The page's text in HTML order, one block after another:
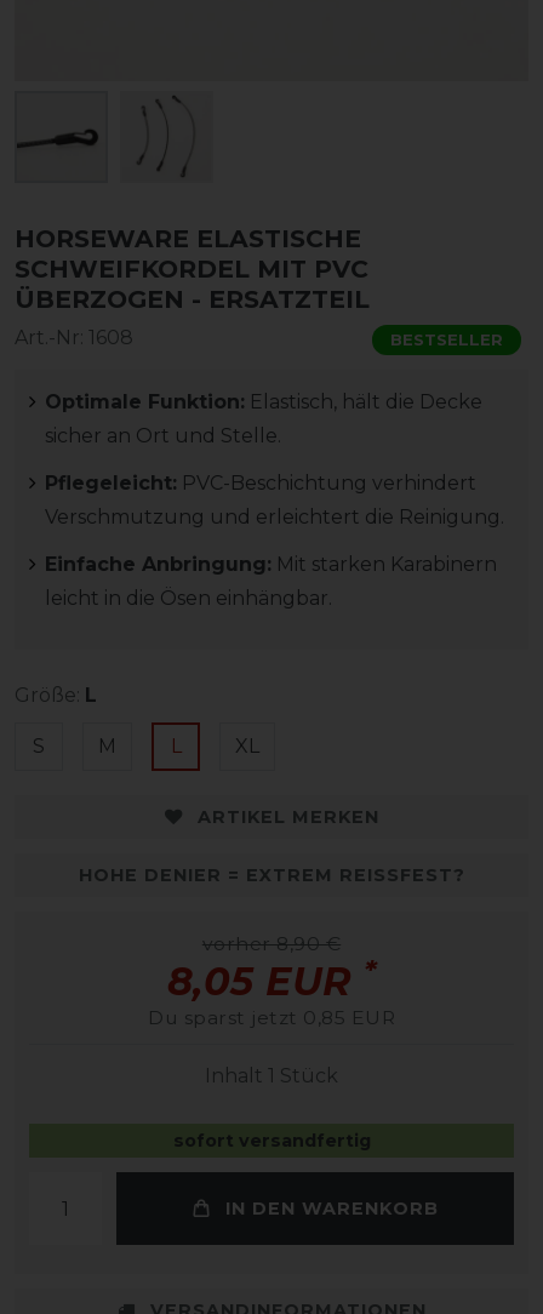
HORSEWARE ELASTISCHE
SCHWEIFKORDEL MIT PVC
ÜBERZOGEN - ERSATZTEIL
Art.-Nr: 1608 BESTSELLER
Optimale Funktion: Elastisch, hält die Decke
sicher an Ort und Stelle.
Pflegeleicht: PVC-Beschichtung verhindert
Verschmutzung und erleichtert die Reinigung.
Einfache Anbringung: Mit starken Karabinern
leicht in die Ösen einhängbar.
Größe: L
S M L XL
ARTIKEL MERKEN
HOHE DENIER = EXTREM REISSFEST?
vorher 8,90 €
8,05 EUR *
Du sparst jetzt 0,85 EUR
Inhalt 1 Stück
sofort versandfertig
IN DEN WARENKORB